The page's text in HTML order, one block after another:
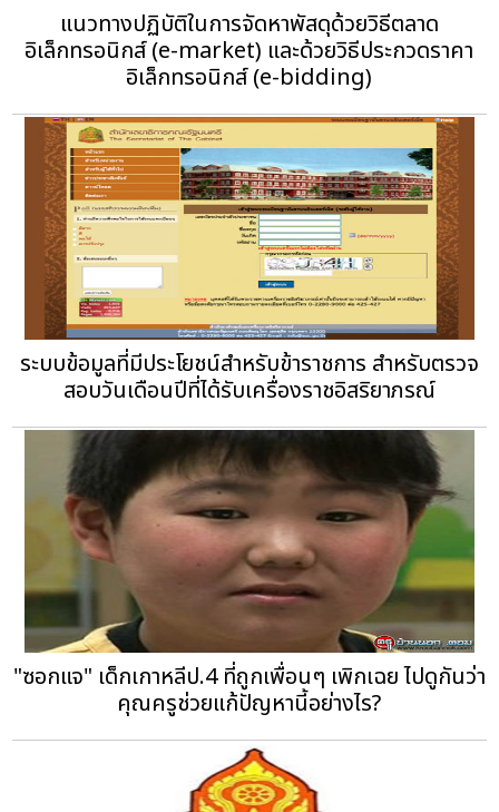
แนวทางปฏิบัติในการจัดหาพัสดุด้วยวิธีตลาด
อิเล็กทรอนิกส์ (e-market) และด้วยวิธีประกวดราคา
อิเล็กทรอนิกส์ (e-bidding)
ระบบข้อมูลที่มีประโยชน์สำหรับข้าราชการ สำหรับตรวจ
สอบวันเดือนปีที่ได้รับเครื่องราชอิสริยาภรณ์
"ซอกแจ" เด็กเกาหลีป.4 ที่ถูกเพื่อนๆ เพิกเฉย ไปดูกันว่า
คุณครูช่วยแก้ปัญหานี้อย่างไร?